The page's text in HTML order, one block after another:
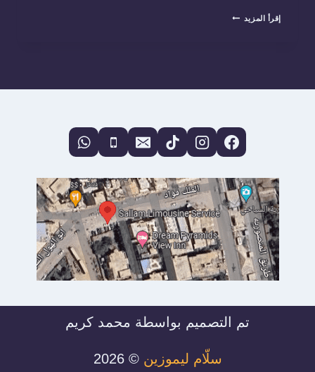
إقرأ المزيد دليل
ملكية
مع
“سلاّم
تم التصميم بواسطة محمد كريم
سلّام ليموزين © 2026